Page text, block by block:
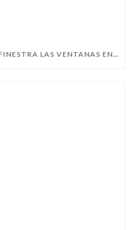
ASÍ PERSONALIZA BELLAFINESTRA LAS VENTANAS EN GIJÓN